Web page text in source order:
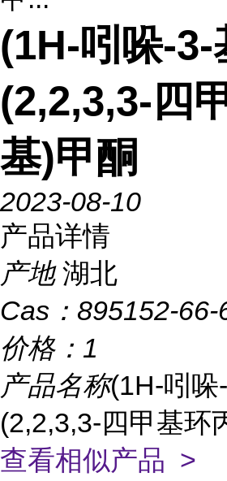
(1H-吲哚-3-
(2,2,3,3-四
基)甲酮
2023-08-10
产品详情
产地 湖北
Cas： 895152-66-
价格： 1
产品名称(1H-吲哚
(2,2,3,3-四甲基环
查看相似产品 >